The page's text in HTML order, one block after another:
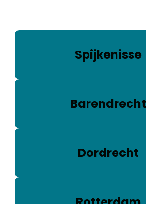
Spijkenisse
Barendrecht
Dordrecht